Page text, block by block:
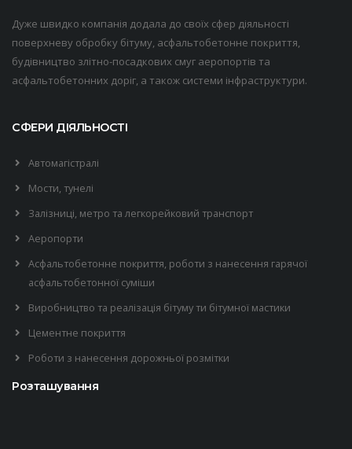
Дуже швидко компанія додала до своїх сфер діяльності
поверхневу обробку бітуму, асфальтобетонне покриття,
будівництво злітно-посадкових смуг аеропортів та
асфальтобетонних доріг, а також системи інфраструктури.
СФЕРИ ДІЯЛЬНОСТІ
Автомагістралі
Мости, тунелі
Залізниці, метро та легкорейковий транспорт
Аеропорти
Асфальтобетонне покриття, роботи з нанесення гарячої
асфальтобетонної суміши
Виробництво та реалізація бітуму ти бітумної мастики
Цементне покриття
Роботи з нанесення дорожньої розмітки
Розташування